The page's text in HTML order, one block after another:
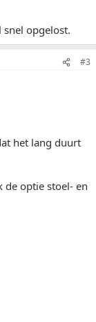
snel opgelost.
#3
het lang duurt
de optie stoel- en